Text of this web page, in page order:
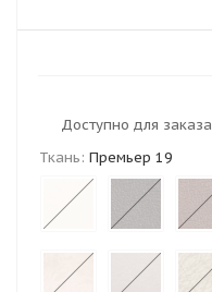
Доступно для заказа
Ткань: Премьер 19